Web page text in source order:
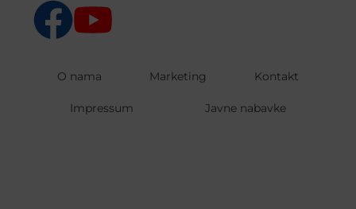
O nama Marketing Kontakt
Impressum Javne nabavke